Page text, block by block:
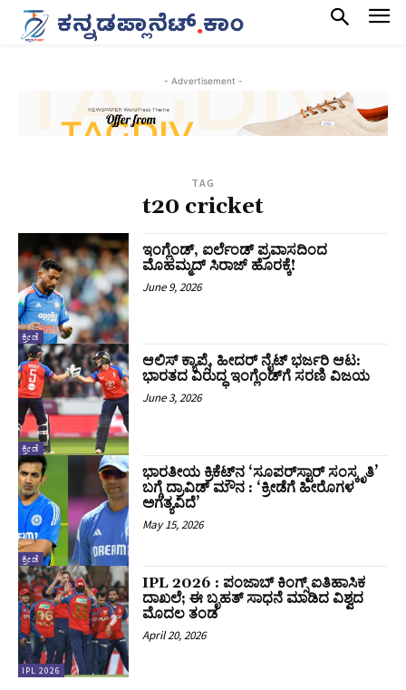
- Advertisement -
TAG
t20 cricket
ಕ್ರೀಡೆ
ಇಂಗ್ಲೆಂಡ್, ಐರ್ಲೆಂಡ್ ಪ್ರವಾಸದಿಂದ
ಮೊಹಮ್ಮದ್ ಸಿರಾಜ್ ಹೊರಕ್ಕೆ!
June 9, 2026
ಕ್ರೀಡೆ
ಆಲಿಸ್ ಕ್ಯಾಪ್ಸೆ, ಹೀದರ್ ನೈಟ್ ಭರ್ಜರಿ ಆಟ:
ಭಾರತದ ವಿರುದ್ಧ ಇಂಗ್ಲೆಂಡ್‌ಗೆ ಸರಣಿ ವಿಜಯ
June 3, 2026
ಕ್ರೀಡೆ
ಭಾರತೀಯ ಕ್ರಿಕೆಟ್‌ನ ‘ಸೂಪರ್‌ಸ್ಟಾರ್ ಸಂಸ್ಕೃತಿ’
ಬಗ್ಗೆ ದ್ರಾವಿಡ್ ಮೌನ : ‘ಕ್ರೀಡೆಗೆ ಹೀರೊಗಳ
ಅಗತ್ಯವಿದೆ’
May 15, 2026
IPL 2026
IPL 2026 : ಪಂಜಾಬ್ ಕಿಂಗ್ಸ್ ಐತಿಹಾಸಿಕ
ದಾಖಲೆ; ಈ ಬೃಹತ್ ಸಾಧನೆ ಮಾಡಿದ ವಿಶ್ವದ
ಮೊದಲ ತಂಡ
April 20, 2026